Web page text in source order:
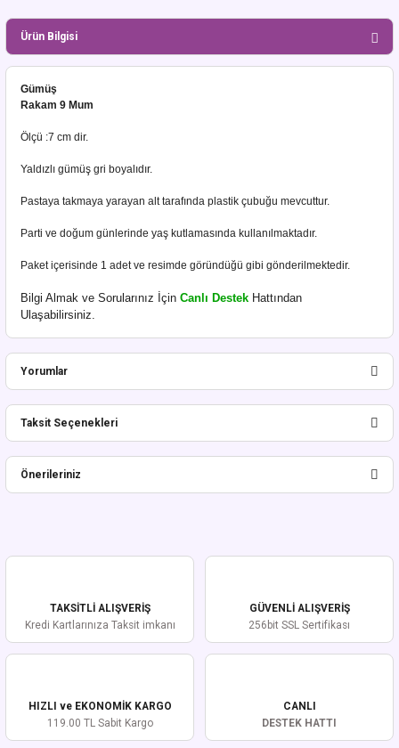
Ürün Bilgisi
Gümüş
Rakam 9 Mum
Ölçü :7 cm dir.
Yaldızlı gümüş gri boyalıdır.
Pastaya takmaya yarayan alt tarafında plastik çubuğu mevcuttur.
Parti ve doğum günlerinde yaş kutlamasında kullanılmaktadır.
Paket içerisinde 1 adet ve resimde göründüğü gibi gönderilmektedir.
Bilgi Almak ve Sorularınız İçin Canlı Destek Hattından
Ulaşabilirsiniz.
Yorumlar
Bu ürüne ilk yorumu siz yapın!
Taksit Seçenekleri
Önerileriniz
Ürün resmi kalitesiz, bozuk veya görüntülenemiyor.
Ürün fiyatı diğer sitelerden daha pahalı.
Bu ürüne benzer farklı alternatifler olmalı.
TAKSİTLİ ALIŞVERİŞ
Kredi Kartlarınıza Taksit imkanı
GÜVENLİ ALIŞVERİŞ
256bit SSL Sertifikası
HIZLI ve EKONOMİK KARGO
119.00 TL Sabit Kargo
CANLI
DESTEK HATTI